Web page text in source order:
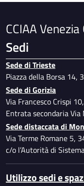
CCIAA
Sedi
Sede di Trieste
Piazza della Borsa 14,
Sede di Gorizia
Via Francesco Crispi
Entrata secondaria
Sede distaccata di
Via Terme Romane 5,
c/o l’Autorità di
Utilizzo sedi e